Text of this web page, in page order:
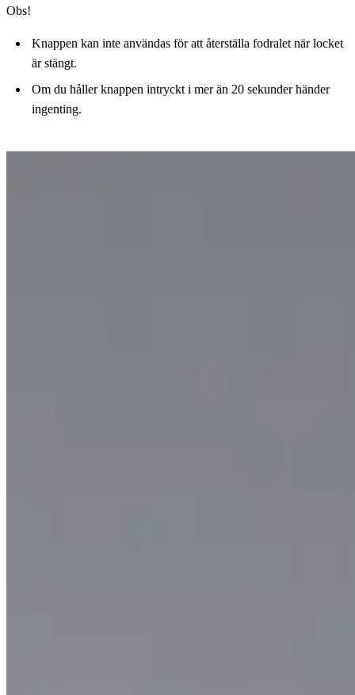
Obs!
Knappen kan inte användas för att återställa fodralet när locket
är stängt.
Om du håller knappen intryckt i mer än 20 sekunder händer
ingenting.